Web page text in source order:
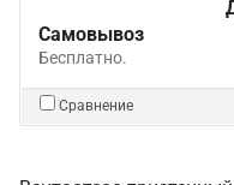
Самовывоз
Бесплатно.
Сравнение